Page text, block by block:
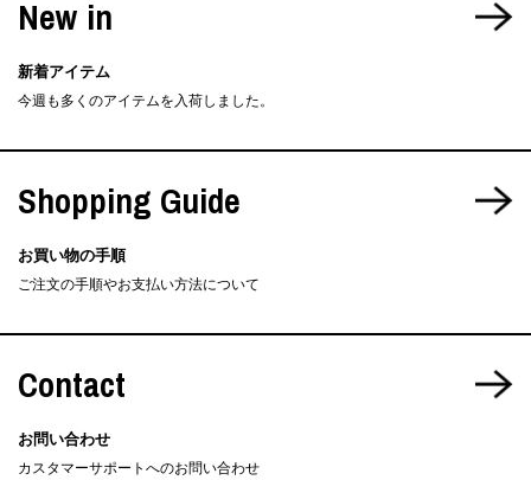
New in
新着アイテム
今週も多くのアイテムを入荷しました。
Shopping Guide
お買い物の手順
ご注文の手順やお支払い方法について
Contact
お問い合わせ
カスタマーサポートへのお問い合わせ